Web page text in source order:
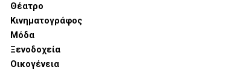
Θέατρο
Κινηματογράφος
Μόδα
Ξενοδοχεία
Οικογένεια